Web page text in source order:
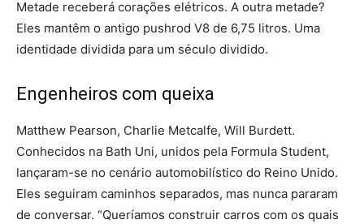
Metade receberá corações elétricos. A outra metade?
Eles mantêm o antigo pushrod V8 de 6,75 litros. Uma
identidade dividida para um século dividido.
Engenheiros com queixa
Matthew Pearson, Charlie Metcalfe, Will Burdett.
Conhecidos na Bath Uni, unidos pela Formula Student,
lançaram-se no cenário automobilístico do Reino Unido.
Eles seguiram caminhos separados, mas nunca pararam
de conversar. “Queríamos construir carros com os quais